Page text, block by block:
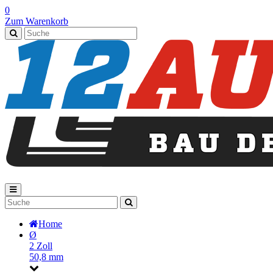
0
Zum Warenkorb
Home
Ø
2 Zoll
50,8 mm